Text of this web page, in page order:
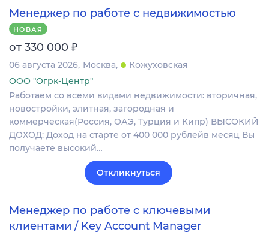
Менеджер по работе с недвижимостью
НОВАЯ
от 330 000 ₽
06 августа 2026 Москва
Кожуховская
ООО "Огрк-Центр"
Работаем со всеми видами недвижимости: вторичная,
новостройки, элитная, загородная и
коммерческая(Россия, ОАЭ, Турция и Кипр) ВЫСОКИЙ
ДОХОД: Доход на старте от 400 000 рублейв месяц Вы
получаете высокий…
Откликнуться
Менеджер по работе с ключевыми
клиентами / Key Account Manager